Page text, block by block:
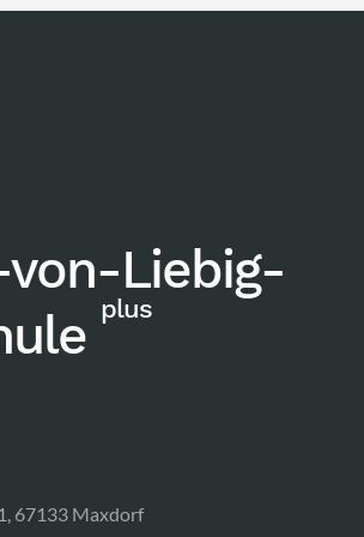
Liebig-
plus
67133 Maxdorf